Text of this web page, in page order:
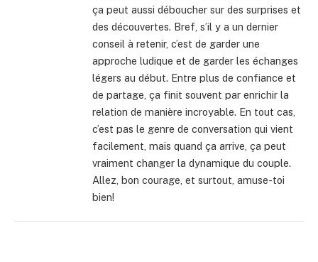
ça peut aussi déboucher sur des surprises et
des découvertes. Bref, s’il y a un dernier
conseil à retenir, c’est de garder une
approche ludique et de garder les échanges
légers au début. Entre plus de confiance et
de partage, ça finit souvent par enrichir la
relation de manière incroyable. En tout cas,
c’est pas le genre de conversation qui vient
facilement, mais quand ça arrive, ça peut
vraiment changer la dynamique du couple.
Allez, bon courage, et surtout, amuse-toi
bien!